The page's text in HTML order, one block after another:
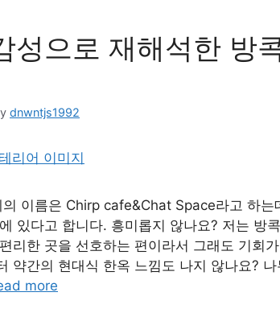
성으로 재해석한 방
dnwntjs1992
이름은 Chirp cafe&Chat Space라고 하는
있다고 합니다. 흥미롭지 않나요? 저는 방
리한 곳을 선호하는 편이라서 그래도 기회
약간의 현대식 한옥 느낌도 나지 않나요?
more